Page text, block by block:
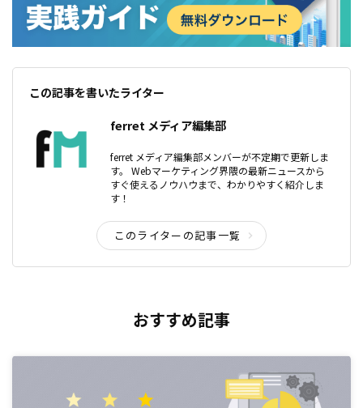
この記事を書いたライター
ferret メディア編集部
ferret メディア編集部メンバーが不定期で更新しま
す。 Webマーケティング界隈の最新ニュースから
すぐ使えるノウハウまで、わかりやすく紹介しま
す！
このライターの記事一覧
おすすめ記事